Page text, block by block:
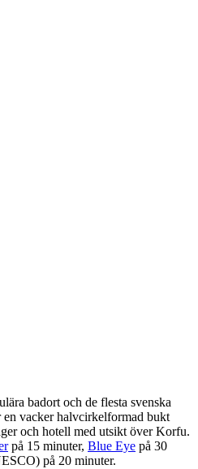
badort och de flesta svenska
en vacker halvcirkelformad bukt
och hotell med utsikt över Korfu.
på 15 minuter, Blue Eye på 30
på 20 minuter.